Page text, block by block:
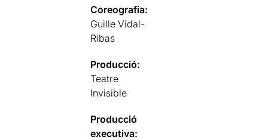
Coreografia:
Guille Vidal-
Ribas
Producció:
Teatre
Invisible
Producció
executiva: